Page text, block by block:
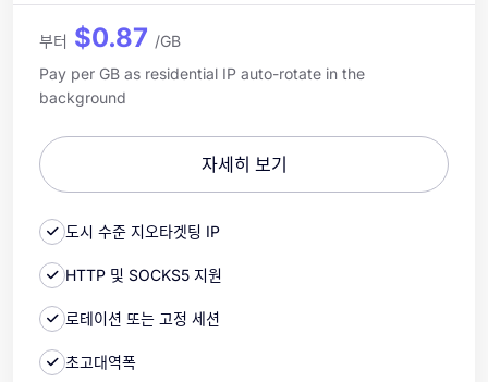
부터 $0.87 /GB
Pay per GB as residential IP auto-rotate in the
background
자세히 보기
도시 수준 지오타겟팅 IP
HTTP 및 SOCKS5 지원
로테이션 또는 고정 세션
초고대역폭